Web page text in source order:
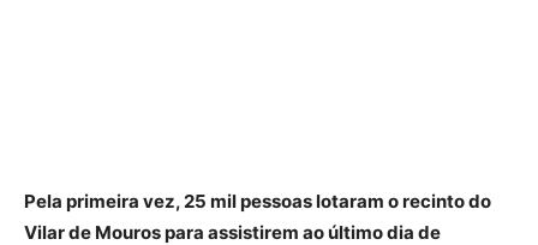
Pela primeira vez, 25 mil pessoas lotaram o recinto do
Vilar de Mouros para assistirem ao último dia de